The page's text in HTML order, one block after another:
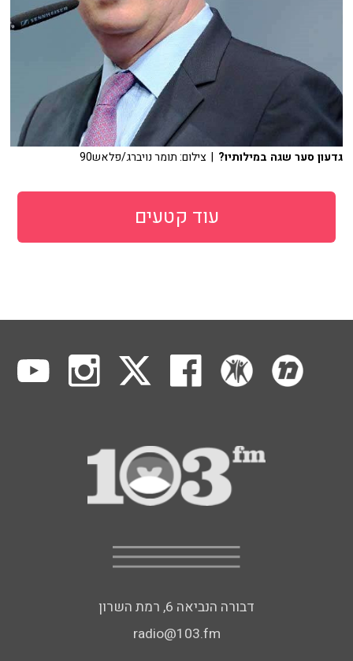
גדעון סער שגה במילותיו? | צילום: תומר נויברג/פלאש90
עוד קטעים
דבורה הנביאה 6, רמת השרון
radio@103.fm